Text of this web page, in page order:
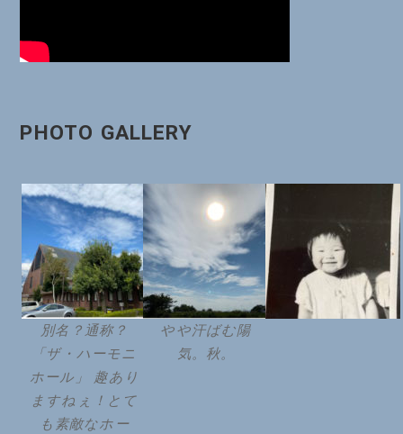
PHOTO GALLERY
別名？通称？
「ザ・ハーモニ
ホール」 趣あり
ますねぇ！とて
も素敵なホー
やや汗ばむ陽
気。秋。